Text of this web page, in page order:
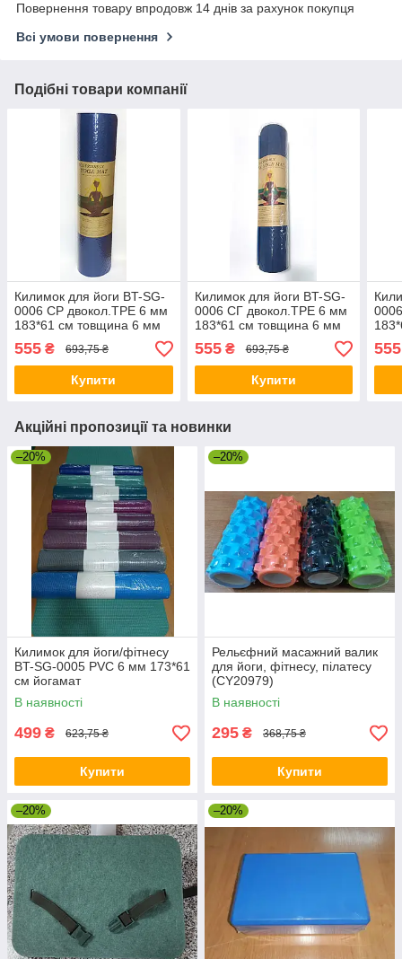
Повернення товару впродовж 14 днів за рахунок покупця
Всі умови повернення
Подібні товари компанії
Килимок для йоги BT-SG-
0006 СР двокол.TPE 6 мм
183*61 см товщина 6 мм
йогамат
555 ₴ 693,75 ₴
Купити
Килимок для йоги BT-SG-
0006 СГ двокол.TPE 6 мм
183*61 см товщина 6 мм
йогамат
555₴ 693,75 ₴
Купити
555
Акційні пропозиції та новинки
–20%
Килимок для йоги/фітнесу
BT-SG-0005 PVC 6 мм 173*61
см йогамат
В наявності
499 ₴ 623,75 ₴
Купити
–20%
Рельєфний масажний валик
для йоги, фітнесу, пілатесу
(CY20979)
В наявності
295 ₴ 368,75 ₴
Купити
–20% –20%